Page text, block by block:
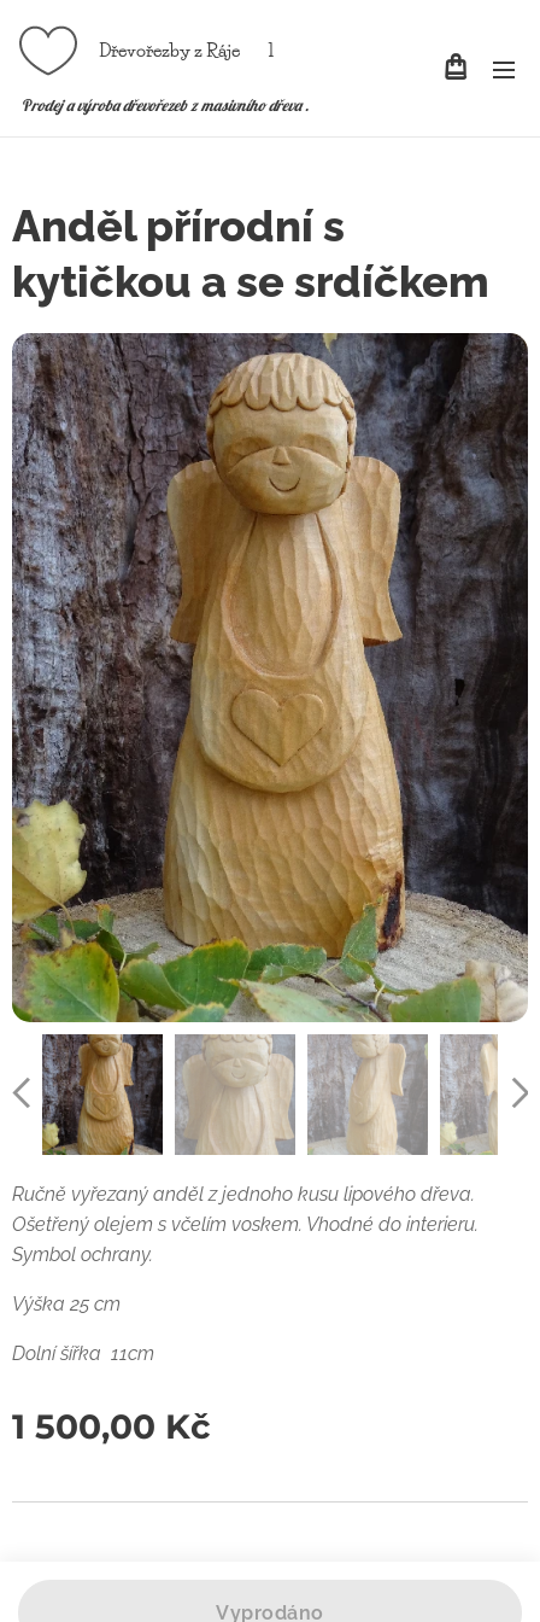
Dřevořezby z Ráje l
Prodej a výroba dřevořezeb z masivního dřeva .
Anděl přírodní s
kytičkou a se srdíčkem
Ručně vyřezaný anděl z jednoho kusu lipového dřeva.
Ošetřený olejem s včelím voskem. Vhodné do interieru.
Symbol ochrany.
Výška 25 cm
Dolní šířka 11cm
1 500,00 Kč
Vyprodáno